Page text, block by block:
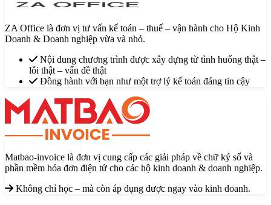
ZA Office là đơn vị tư vấn kế toán – thuế – vận hành cho Hộ Kinh
Doanh & Doanh nghiệp vừa và nhỏ.
Nội dung chương trình được xây dựng từ tình huống thật –
lỗi thật – vấn đề thật
Đồng hành với bạn như một trợ lý kế toán đáng tin cậy
Matbao-invoice là đơn vị cung cấp các giải pháp về chữ ký số và
phần mềm hóa đơn điện tử cho các hộ kinh doanh & doanh nghiệp.
Không chỉ học – mà còn áp dụng được ngay vào kinh doanh.